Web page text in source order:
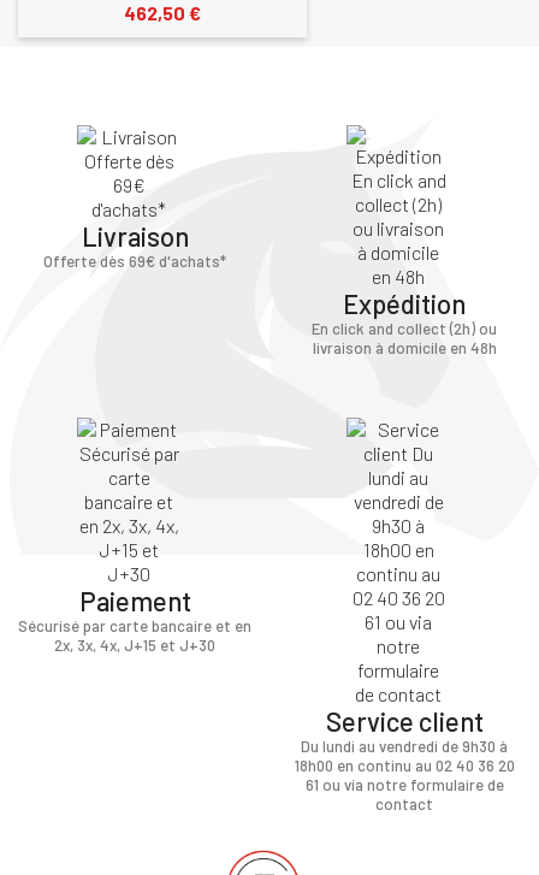
462,50 €
Livraison
Offerte dès 69€ d'achats*
Expédition
En click and collect (2h) ou
livraison à domicile en 48h
Paiement
Sécurisé par carte bancaire et en
2x, 3x, 4x, J+15 et J+30
Service client
Du lundi au vendredi de 9h30 à
18h00 en continu au 02 40 36 20
61 ou via notre formulaire de
contact